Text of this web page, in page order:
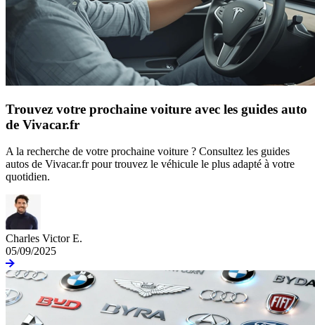
Trouvez votre prochaine voiture avec les guides auto
de Vivacar.fr
A la recherche de votre prochaine voiture ? Consultez les guides
autos de Vivacar.fr pour trouvez le véhicule le plus adapté à votre
quotidien.
Charles Victor E.
05/09/2025